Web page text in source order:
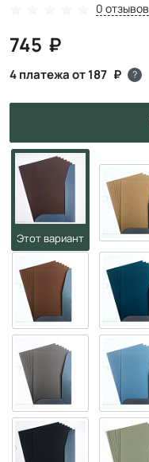
0 отзывов
745
4 платежа от 187 ?